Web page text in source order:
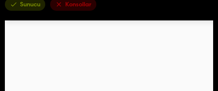
Sunucu Konsollar